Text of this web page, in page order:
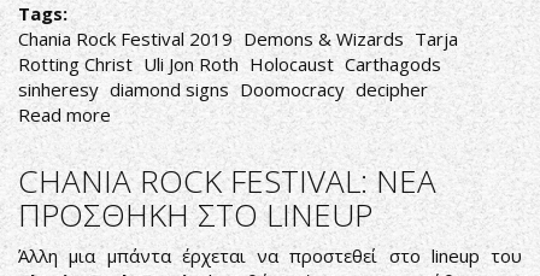
Tags:
Chania Rock Festival 2019 Demons & Wizards Tarja
Rotting Christ Uli Jon Roth Holocaust Carthagods
sinheresy diamond signs Doomocracy decipher
Read moreabout
CHANIA
ROCK
FESTIVAL:
10
ΛΟΓΟΙ
ΓΙΑ
CHANIA ROCK FESTIVAL: ΝΕΑ
ΠΡΟΣΘΗΚΗ ΣΤΟ LINEUP
Άλλη μια μπάντα έρχεται να προστεθεί στο lineup του